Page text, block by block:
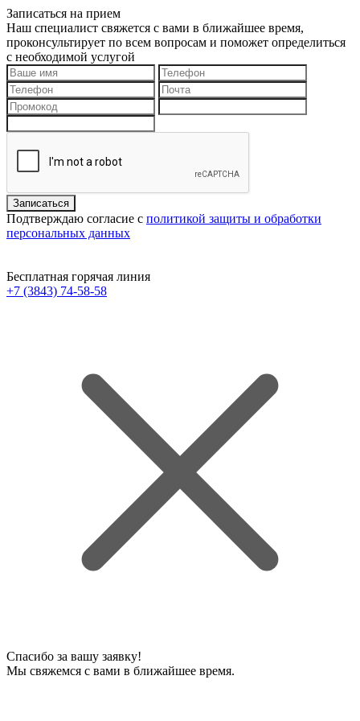
Записаться на прием
Наш специалист свяжется с вами в ближайшее время,
проконсультирует по всем вопросам и поможет определиться
с необходимой услугой
Подтверждаю согласие с политикой защиты и обработки
персональных данных
Бесплатная горячая линия
+7 (3843) 74-58-58
Спасибо за вашу заявку!
Мы свяжемся с вами в ближайшее время.